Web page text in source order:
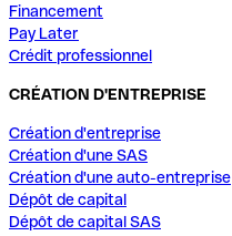
Financement
Pay Later
Crédit professionnel
CRÉATION D'ENTREPRISE
Création d'entreprise
Création d'une SAS
Création d'une auto-entreprise
Dépôt de capital
Dépôt de capital SAS